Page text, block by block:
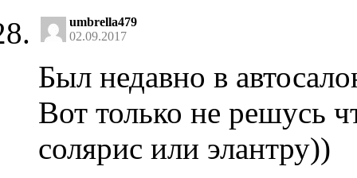
umbrella479
02.09.2017
Был недавно в
Вот только не решусь
солярис или элантру))